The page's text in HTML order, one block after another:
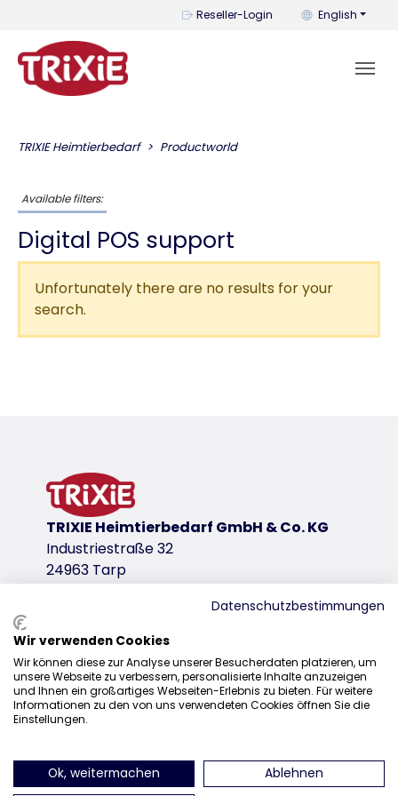
Reseller-Login You can
English
TRIXIE Heimtierbedarf Productworld
Available filters:
Digital POS support
Unfortunately there are no results for your
search.
TRIXIE Heimtierbedarf GmbH & Co. KG
Industriestraße 32
24963 Tarp
Sales
0207 1542940
sales@trixieuk.uk
Datenschutzbestimmungen
Wir verwenden Cookies
Wir können diese zur Analyse unserer Besucherdaten platzieren, um
unsere Webseite zu verbessern, personalisierte Inhalte anzuzeigen
und Ihnen ein großartiges Webseiten-Erlebnis zu bieten. Für weitere
Informationen zu den von uns verwendeten Cookies öffnen Sie die
Einstellungen.
Ok, weitermachen Ablehnen